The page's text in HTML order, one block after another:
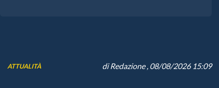
ATTUALITÀ diRedazione, 08/08/2026 15:09